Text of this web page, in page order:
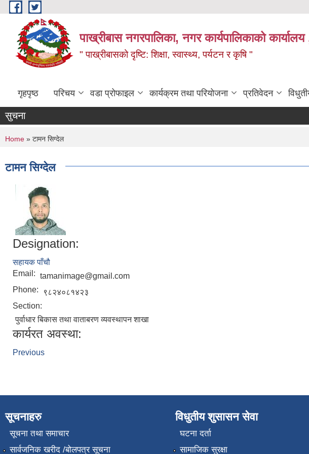
Skip to main content
पाख्रीबास नगरपालिका, नगर कार्यपालिकाको
" पाख्रीबासको दृष्टि: शिक्षा, स्वास्थ्य, पर्यटन र कृषि "
गृहपृष्ठ परिचय वडा प्रोफाइल कार्यक्रम तथा परियोजना प्रतिवेदन
सुचना
You are here
Home » टामन सिग्देल
टामन सिग्देल
Designation:
सहायक पाँचौ
Email: tamanimage@gmail.com
Phone:
९८२४०८१४२३
Section:
पुर्वाधार बिकास तथा वाताबरण व्यवस्थापन शाखा
कार्यरत अवस्था:
Previous
सूचनाहरु
सूचना तथा समाचार
सार्वजनिक खरीद /बोलपत्र सूचना
विधुतीय शुसासन सेवा
घटना दर्ता
सामाजिक सुरक्षा